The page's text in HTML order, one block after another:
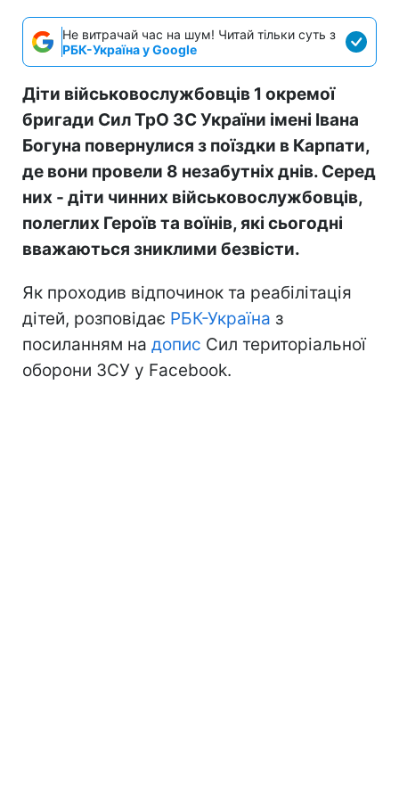
Не витрачай час на шум! Читай тільки суть з
РБК-Україна у Google
Діти військовослужбовців 1 окремої
бригади Сил ТрО ЗС України імені Івана
Богуна повернулися з поїздки в Карпати,
де вони провели 8 незабутніх днів. Серед
них - діти чинних військовослужбовців,
полеглих Героїв та воїнів, які сьогодні
вважаються зниклими безвісти.
Як проходив відпочинок та реабілітація
дітей, розповідає РБК-Україна з
посиланням на допис Сил територіальної
оборони ЗСУ у Facebook.